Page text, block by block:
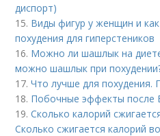
диспорт)
15. Виды фигур у женщин и
похудения для гиперстеников
16. Можно ли шашлык на
можно шашлык при
17.Что лучше для похудения.
18. Побочные эффекты после
19.Сколько калорий
Сколько сжигается калорий